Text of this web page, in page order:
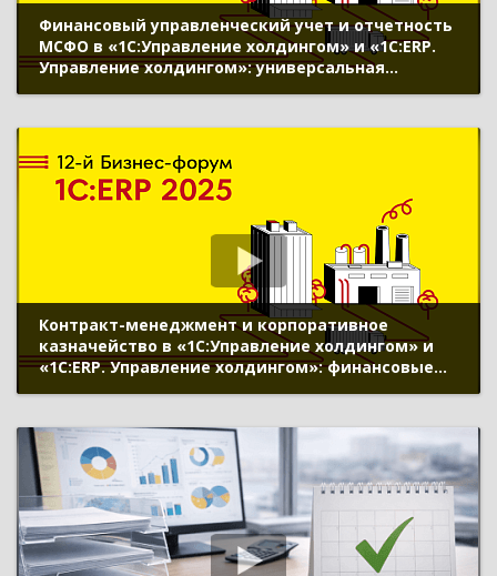
Финансовый управленческий учет и отчетность
МСФО в «1С:Управление холдингом» и «1С:ERP.
Управление холдингом»: универсальная
инструментов, Smart close и консолидации
отчетности
Контракт-менеджмент и корпоративное
казначейство в «1С:Управление холдингом» и
«1С:ERP. Управление холдингом»: финансовые
процентными, кредитными и валютными
рисками